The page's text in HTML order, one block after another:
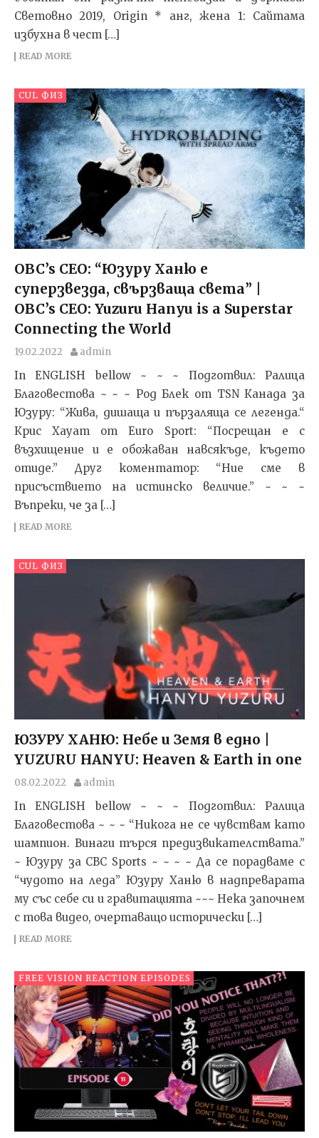
Световно 2019, Origin * анг, жена 1: Сайтама
избухна в чест […]
READ MORE
CUL ФИЗ
OBC’s CEO: “Юзуру Ханю е
суперзвезда, свързваща света” |
OBC’s CEO: Yuzuru Hanyu is a Superstar
Connecting the World
19.02.2022 admin
In ENGLISH bellow ~ ~ ~ Подготвил: Ралица
Благовестова ~ ~ ~ Род Блек от TSN Канада за
Юзуру: “Жива, дишаща и пързаляща се легенда.“
Крис Хауат от Euro Sport: “Посрещан е с
възхищение и е обожаван навсякъде, където
отиде.” Друг коментатор: “Ние сме в
присъствието на истинско величие.” ~ ~ ~
Въпреки, че за […]
READ MORE
CUL ФИЗ
ЮЗУРУ ХАНЮ: Небе и Земя в едно |
YUZURU HANYU: Heaven & Earth in one
08.02.2022 admin
In ENGLISH bellow ~ ~ ~ Подготвил: Ралица
Благовестова ~ ~ ~ “Никога не се чувствам като
шампион. Винаги търся предизвикателствата.”
~ Юзуру за CBC Sports ~ ~ ~ ~ Да се порадваме с
“чудото на леда” Юзуру Ханю в надпреварата
му със себе си и гравитацията ~~~ Нека започнем
с това видео, очертаващо исторически […]
READ MORE
FREE VISION REACTION EPISODES